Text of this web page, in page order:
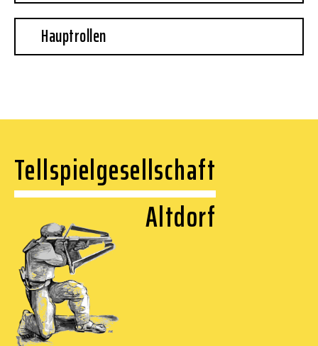
Hauptrollen
Tellspielgesellschaft
Altdorf